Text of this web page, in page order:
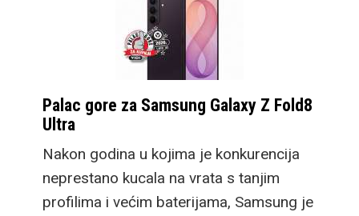
Palac gore za Samsung Galaxy Z Fold8
Ultra
Nakon godina u kojima je konkurencija
neprestano kucala na vrata s tanjim
profilima i većim baterijama, Samsung je